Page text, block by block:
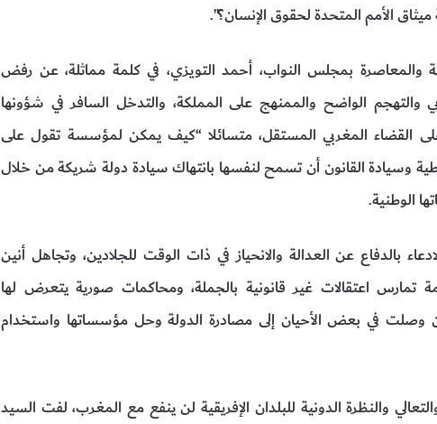
الأمم المتحدة لحقوق الإنسان؟”.
بمجلس النواب، أحمد التويزي، في كلمة مماثلة، عن رفض
والتهجم الواضح والممنهج على المملكة، والتدخل السافر في شؤونها
على القضاء المغربي المستقل، متسائلا “كيف يمكن لمؤسسة تقول على
وسيادة القانون أن تسمح لنفسها بانتهاك سيادة دولة شريكة من خلال
الوطنية.
بالدفاع عن العدالة والانحياز في ذات الوقت للجلادين، وتجاهل أنين
اعتقالات غير قانونية بالجملة، ومحاكمات صورية يتعرض لها
وصلت في بعض الأحيان إلى مصادرة الدولة وحل مؤسساتها واستخدام
والنظرة الدونية للبلدان الإفريقية لن ينفع مع المغرب، لفت السيد